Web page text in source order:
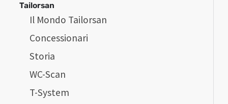
Tailorsan
Il Mondo Tailorsan
Concessionari
Storia
WC-Scan
T-System